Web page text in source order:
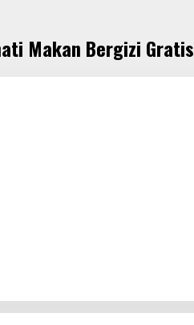
Makan Bergizi Gratis